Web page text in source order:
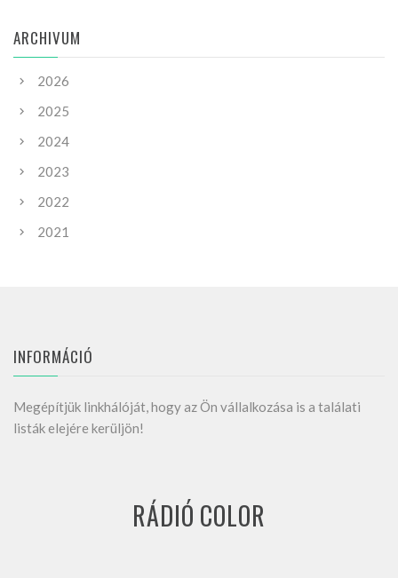
ARCHIVUM
2026
2025
2024
2023
2022
2021
INFORMÁCIÓ
Megépítjük linkhálóját, hogy az Ön vállalkozása is a találati
listák elejére kerüljön!
RÁDIÓ COLOR